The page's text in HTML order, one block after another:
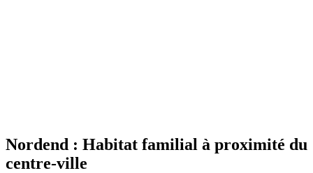
Nordend : Habitat familial à proximité du
centre-ville